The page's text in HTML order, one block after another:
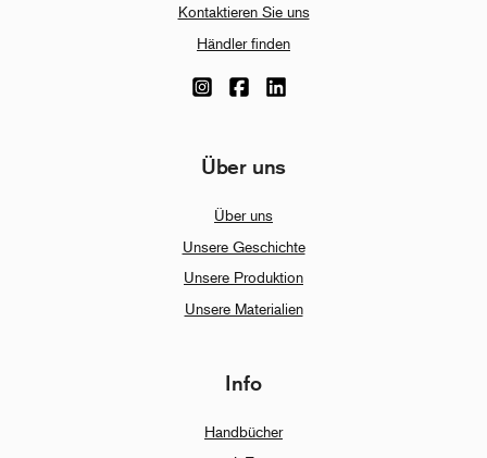
Kontaktieren Sie uns
Händler finden
Über uns
Über uns
Unsere Geschichte
Unsere Produktion
Unsere Materialien
Info
Handbücher